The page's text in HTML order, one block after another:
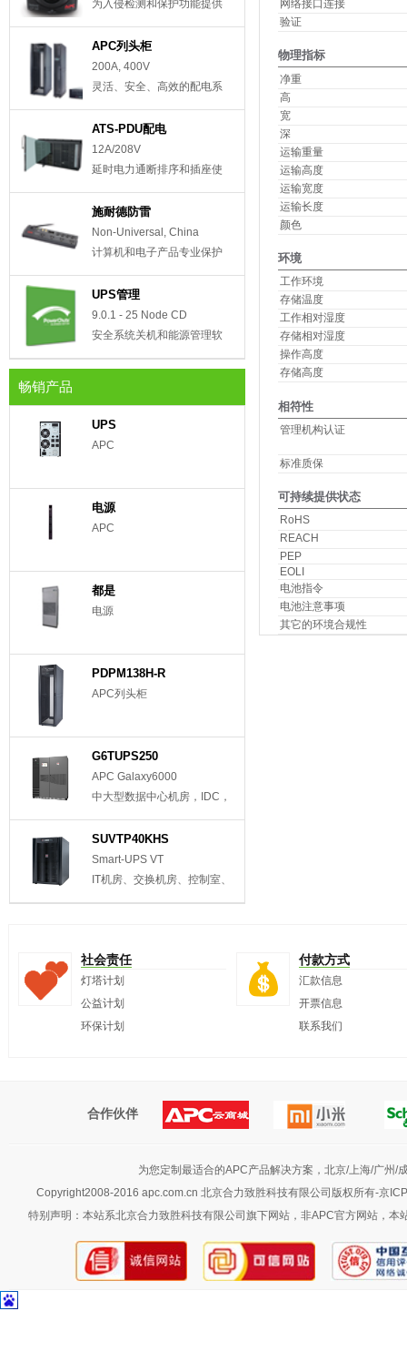
为入侵检测和保护功能提供
援助
APC列头柜
200A, 400V
灵活、安全、高效的配电系
统
ATS-PDU配电
12A/208V
延时电力通断排序和插座使
用管理
施耐德防雷
Non-Universal, China
计算机和电子产品专业保护
UPS管理
9.0.1 - 25 Node CD
安全系统关机和能源管理软
件
畅销产品
UPS
APC
电源
APC
都是
电源
PDPM138H-R
APC列头柜
G6TUPS250
APC Galaxy6000
中大型数据中心机房，IDC，
移动电信机房
SUVTP40KHS
Smart-UPS VT
IT机房、交换机房、控制室、
重要实验室等
网络接口连接
验证
物理指标
净重
高
宽
深
运输重量
运输高度
运输宽度
运输长度
颜色
环境
工作环境
存储温度
工作相对湿度
存储相对湿度
操作高度
存储高度
相符性
管理机构认证
标准质保
可持续提供状态
RoHS
REACH
PEP
EOLI
电池指令
电池注意事项
其它的环境合规性
社会责任
灯塔计划
公益计划
环保计划
付款方式
汇款信息
开票信息
联系我们
合作伙伴
为您定制最适合的APC产品解决方案，北京/上海/广州/
Copyright2008-2016 apc.com.cn 北京合力致胜科技有限公司版权所有-京
特别声明：本站系北京合力致胜科技有限公司旗下网站，非APC官方网站，